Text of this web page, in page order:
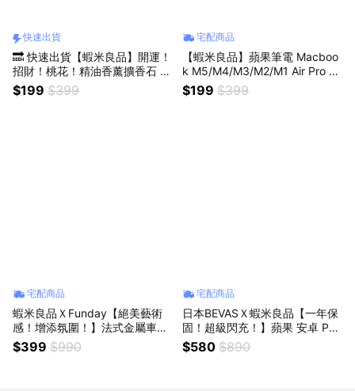
快速出貨
🔜 快速出貨【蝦米良品】開運！
招財！桃花！精油香薰擴香石 火
山岩擴香 無火精油香薰 火山石
香氛擺件 聖誕節交換禮物 生日
$199 $399
宅配商品
【蝦米良品】蘋果筆電 Macboo
k M5/M4/M3/M2/M1 Air Pro 1
4/11/12/13/15/16 透明鍵盤膜
$199 $399
宅配商品
蝦米良品ＸFunday【絕美藝術
感！增添氛圍！】法式金屬車用
香氛禮盒 車用擴香 香薰精油 生
日/聖誕節交換禮物 送禮贈品
$399 $990
宅配商品
日本BEVASＸ蝦米良品【一年保
固！超級閃充！】蘋果 安卓 PD
急速充電線 快充線 iPhone 18/1
7/16/15 傳輸線 生日禮物 聖誕節
$580 $890